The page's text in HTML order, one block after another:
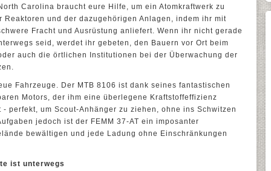
Carolina braucht eure Hilfe, um ein Atomkraftwerk zu
und der dazugehörigen Anlagen, indem ihr mit
Fracht und Ausrüstung anliefert. Wenn ihr nicht gerade
seid, werdet ihr gebeten, den Bauern vor Ort beim
auch die örtlichen Institutionen bei der Überwachung der
Fahrzeuge. Der MTB 8106 ist dank seines fantastischen
Motors, der ihm eine überlegene Kraftstoffeffizienz
perfekt, um Scout-Anhänger zu ziehen, ohne ins Schwitzen
jedoch ist der FEMM 37-AT ein imposanter
bewältigen und jede Ladung ohne Einschränkungen
ist unterwegs